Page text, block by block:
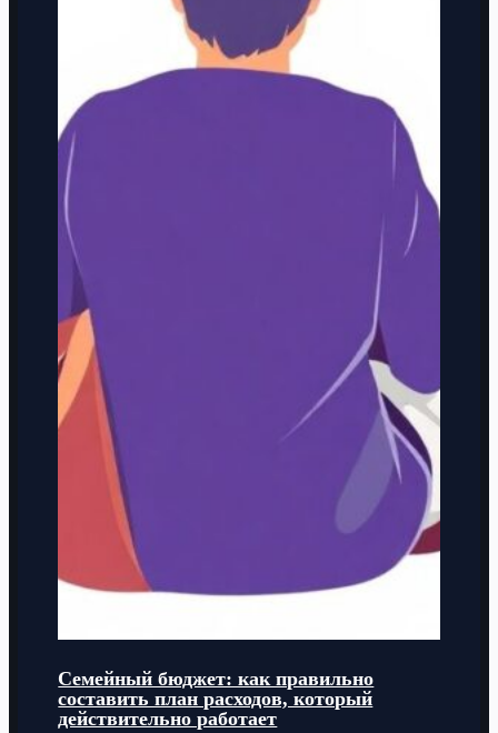
Семейный бюджет: как правильно
составить план расходов, который
действительно работает